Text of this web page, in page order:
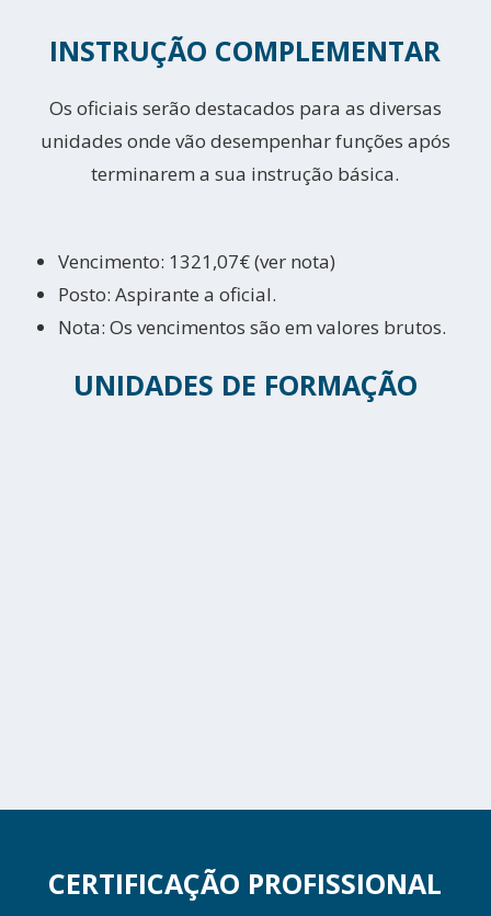
INSTRUÇÃO COMPLEMENTAR
Os oficiais serão destacados para as diversas
unidades onde vão desempenhar funções após
terminarem a sua instrução básica.
Vencimento: 1321,07€ (ver nota)
Posto: Aspirante a oficial.
Nota: Os vencimentos são em valores brutos.
UNIDADES DE FORMAÇÃO
CERTIFICAÇÃO PROFISSIONAL